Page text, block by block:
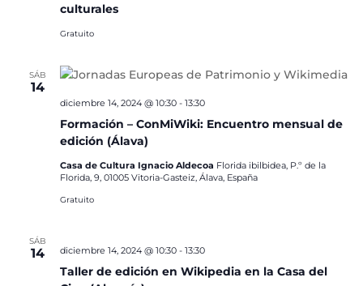
culturales
Gratuito
SÁB
14
Formación – ConMiWiki: Encuentro mensual de
edición (Álava)
diciembre 14, 2024 @ 10:30- 13:30
Casa de Cultura Ignacio Aldecoa Florida ibilbidea, P.º de la
Florida, 9, 01005 Vitoria-Gasteiz, Álava, España
Gratuito
SÁB
14
Taller de edición en Wikipedia en la Casa del
diciembre 14, 2024 @ 10:30- 13:30